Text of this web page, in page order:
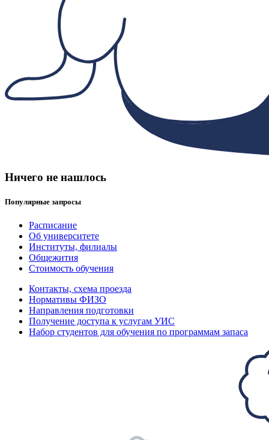
Ничего не нашлось
Популярные запросы
Расписание
Об университете
Институты, филиалы
Общежития
Стоимость обучения
Контакты, схема проезда
Нормативы ФИЗО
Направления подготовки
Получение доступа к услугам УИС
Набор студентов для обучения по программам запаса